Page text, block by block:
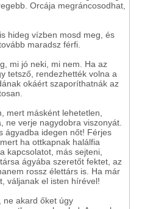
Orcája megráncosodhat,
hideg vízben mosd meg, és
maradsz férfi.
mi jó neki, mi nem. Ha az
tetsző, rendezhették volna a
okáért szaporíthatnák az
mert másként lehetetlen,
ne verje nagydobra viszonyát.
ágyadba idegen nőt! Férjes
ha ottkapnak halálfia
kapcsolatot, más sejteni,
ágyába szeretőt fektet, az
rossz élettárs is. Ha már
váljanak el isten hírével!
ne akard őket úgy